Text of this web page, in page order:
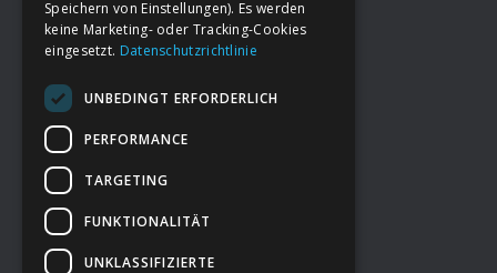
FooterDeine Spende
→ Impressum
→Kontakt zum PAO Team
Speichern von Einstellungen). Es werden
keine Marketing- oder Tracking-Cookies
eingesetzt. Datenschutzrichtlinie
UNBEDINGT ERFORDERLICH
PERFORMANCE
TARGETING
FUNKTIONALITÄT
UNKLASSIFIZIERTE